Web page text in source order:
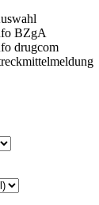
BZgA
drugcom